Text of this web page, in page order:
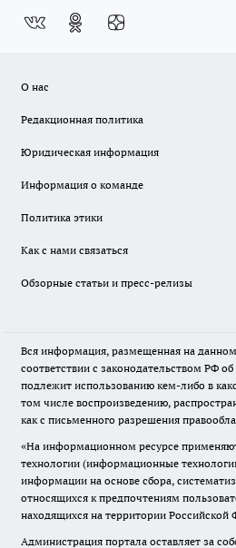
О нас
Редакционная политика
Юридическая информация
Информация о команде
Политика этики
Как с нами связаться
Обзорные статьи и пресс-релизы
Вся информация, размещенная на данном
соответствии с законодательством РФ
подлежит использованию кем-либо в
том числе воспроизведению,
как с письменного разрешения
«На информационном ресурсе
технологии (информационные
информации на основе сбора,
относящихся к предпочтениям
находящихся на территории Российской
Администрация портала оставляет за